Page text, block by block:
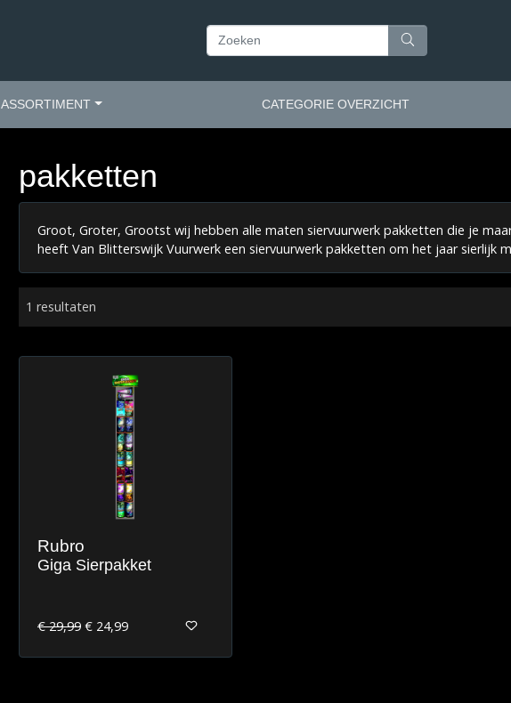
ASSORTIMENT CATEGORIE OVERZICHT
pakketten
Groot, Groter, Grootst wij hebben alle maten siervuurwerk pakketten die je
heeft Van Blitterswijk Vuurwerk een siervuurwerk pakketten om het jaar sierlijk
1 resultaten
Rubro
Giga Sierpakket
€ 29,99 € 24,99